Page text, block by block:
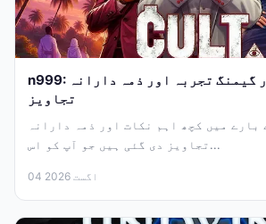
n999: ایک پراسرار گیمنگ تجربہ اور ذمہ دارانہ
تجاویز
بارے میں کچھ اہم نکات اور ذمہ دارانہ
تجاویز دی گئی ہیں جو آپ کو اس...
04 اگست 2026